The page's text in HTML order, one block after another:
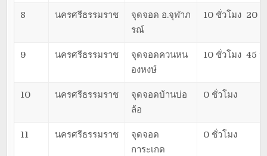
8 นครศรีธรรมราช
จุดจอด อ.จุฬาภ
รณ์
10 ชั่วโมง 20
9 นครศรีธรรมราช
จุดจอดควนหน
องหงษ์
10 ชั่วโมง 45
10 นครศรีธรรมราช
จุดจอดบ้านบ่อ
ล้อ
0 ชั่วโมง
11 นครศรีธรรมราช
จุดจอด
การะเกด
0 ชั่วโมง